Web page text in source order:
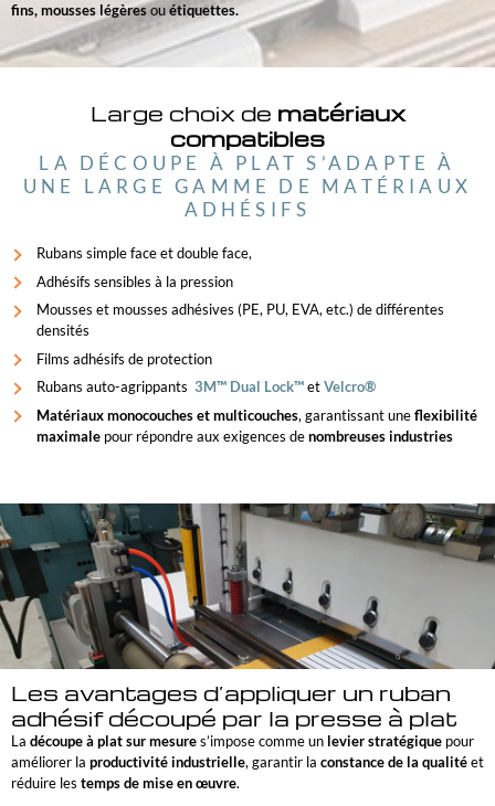
fins,mousses légèresouétiquettes.
Large choix de matériaux
compatibles
LA DÉCOUPE À PLAT S’ADAPTE À
UNE LARGE GAMME DE MATÉRIAUX
ADHÉSIFS
Rubans simple face et double face,
Adhésifs sensibles à la pression
Mousses et mousses adhésives (PE, PU, EVA, etc.) de différentes
densités
Films adhésifs de protection
Rubans auto-agrippants 3M™ Dual Lock™etVelcro®
Matériaux monocouches etmulticouches, garantissant uneflexibilité
maximale pour répondre aux exigences denombreuses industries
Les avantages d’appliquer un ruban
adhésif découpé par la presse à plat
La découpe à plat sur mesures’impose comme un levier stratégique pour
améliorer la productivité industrielle, garantir la constance de la qualitéet
réduire les temps de mise en œuvre.